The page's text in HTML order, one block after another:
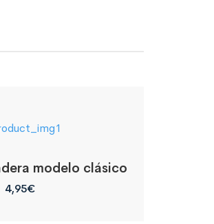
modelo clásico
4,95€